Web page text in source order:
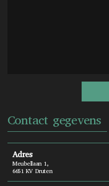
Contact gegevens
Adres
Meubellaan 1,
6651 KV Druten